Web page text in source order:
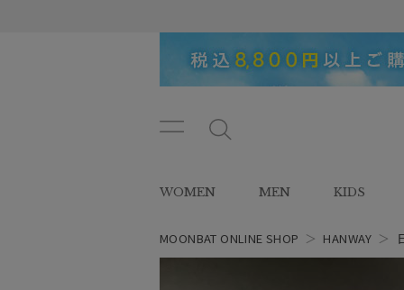
ン
ュ
ー
タ
WOMEN MEN KIDS
MOONBAT ONLINE SHOP ＞ HANWAY ＞